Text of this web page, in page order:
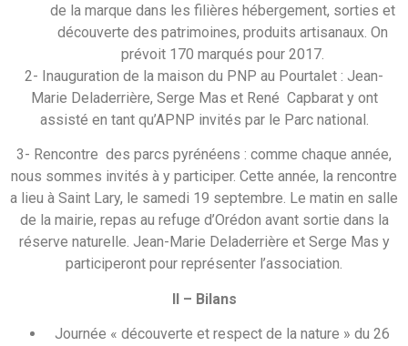
de la marque dans les filières hébergement, sorties et
découverte des patrimoines, produits artisanaux. On
prévoit 170 marqués pour 2017.
2- Inauguration de la maison du PNP au Pourtalet : Jean-
Marie Deladerrière, Serge Mas et René Capbarat y ont
assisté en tant qu’APNP invités par le Parc national.
3- Rencontre des parcs pyrénéens : comme chaque année,
nous sommes invités à y participer. Cette année, la rencontre
a lieu à Saint Lary, le samedi 19 septembre. Le matin en salle
de la mairie, repas au refuge d’Orédon avant sortie dans la
réserve naturelle. Jean-Marie Deladerrière et Serge Mas y
participeront pour représenter l’association.
II – Bilans
Journée « découverte et respect de la nature » du 26